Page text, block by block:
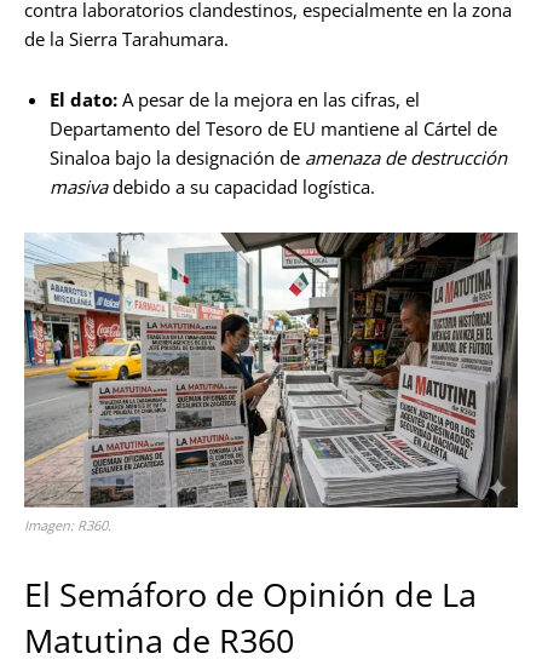
contra laboratorios clandestinos, especialmente en la zona
de la Sierra Tarahumara.
El dato: A pesar de la mejora en las cifras, el
Departamento del Tesoro de EU mantiene al Cártel de
Sinaloa bajo la designación de amenaza de destrucción
masivadebido a su capacidad logística.
Imagen: R360.
El Semáforo de Opinión de La
Matutina de R360